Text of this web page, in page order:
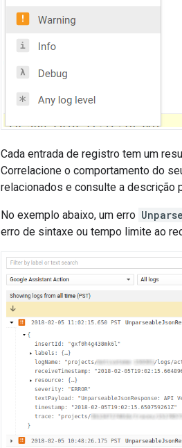
Cada entrada de registro tem um
Correlacione o comportamento do
relacionados e consulte a descrição
No exemplo abaixo, um erro
erro de sintaxe ou tempo limite ao